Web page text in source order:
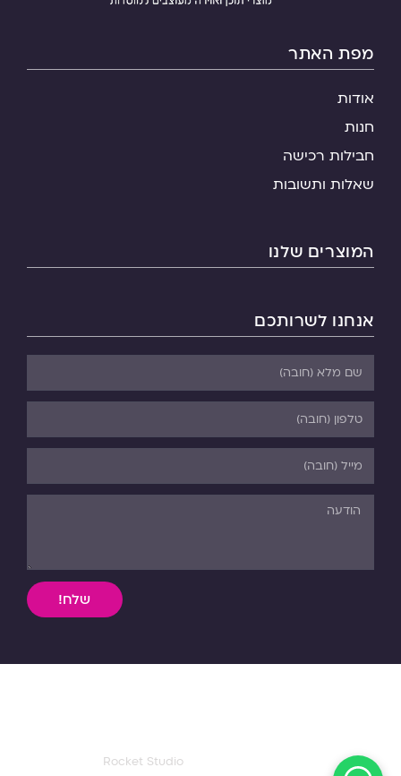
מפת האתר
אודות
חנות
חבילות רכישה
שאלות ותשובות
המוצרים שלנו
אנחנו לשרותכם
שלח!
Rocket Studio